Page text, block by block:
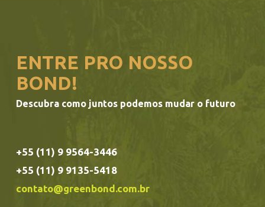
ENTRE PRO NOSSO
BOND!
Descubra como juntos podemos mudar o futuro
+55 (11) 9 9564-3446
+55 (11) 9 9135-5418
contato@greenbond.com.br